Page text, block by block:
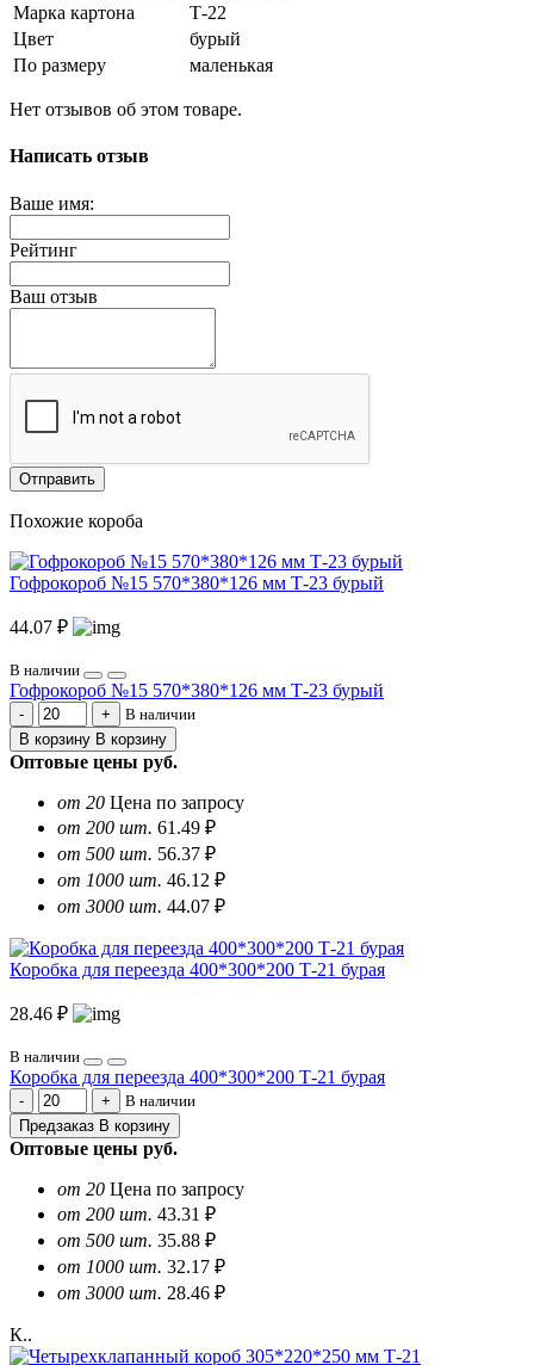
Марка картона
Т-22
Цвет
бурый
По размеру
маленькая
Нет отзывов об этом товаре.
Написать отзыв
Ваше имя:
Рейтинг
Ваш отзыв
Отправить
Похожие короба
Гофрокороб №15 570*380*126 мм Т-23 бурый
44.07 ₽
В наличии
Гофрокороб №15 570*380*126 мм Т-23 бурый
В наличии
В корзину В корзину
Оптовые цены руб.
от 20 Цена по запросу
от 200 шт. 61.49 ₽
от 500 шт. 56.37 ₽
от 1000 шт. 46.12 ₽
от 3000 шт. 44.07 ₽
Коробка для переезда 400*300*200 Т-21 бурая
28.46 ₽
В наличии
Коробка для переезда 400*300*200 Т-21 бурая
В наличии
Предзаказ В корзину
Оптовые цены руб.
от 20 Цена по запросу
от 200 шт. 43.31 ₽
от 500 шт. 35.88 ₽
от 1000 шт. 32.17 ₽
от 3000 шт. 28.46 ₽
К..